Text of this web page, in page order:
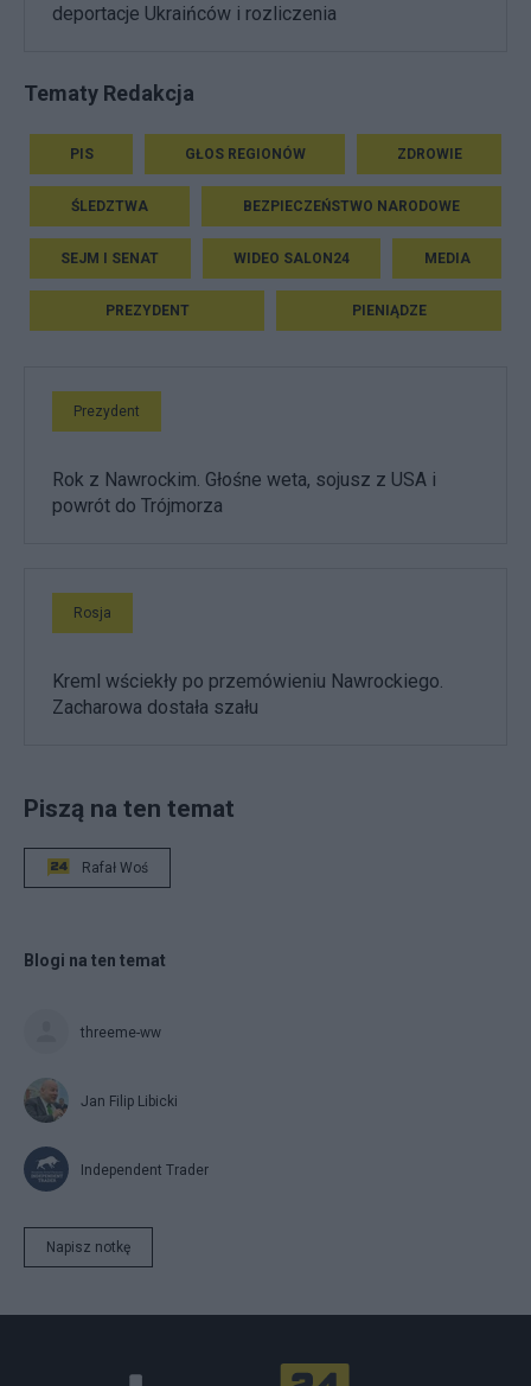
deportacje Ukraińców i rozliczenia
Tematy Redakcja
PIS GŁOS REGIONÓW ZDROWIE
ŚLEDZTWA BEZPIECZEŃSTWO NARODOWE
SEJM I SENAT WIDEO SALON24 MEDIA
PREZYDENT PIENIĄDZE
Prezydent
Rok z Nawrockim. Głośne weta, sojusz z USA i
powrót do Trójmorza
Rosja
Kreml wściekły po przemówieniu Nawrockiego.
Zacharowa dostała szału
Piszą na ten temat
Rafał Woś
Blogi na ten temat
threeme-ww
Jan Filip Libicki
Independent Trader
Napisz notkę